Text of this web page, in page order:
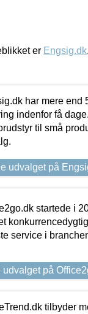
er Engsig.dk,
har mere end
indenfor få
til små
udvalget på
startede i
service i
udvalget på
tilbyder